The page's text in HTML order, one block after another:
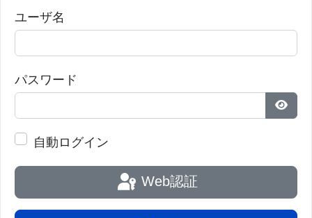
ユーザ名
パスワード
パス
自動ログイン
Web認証